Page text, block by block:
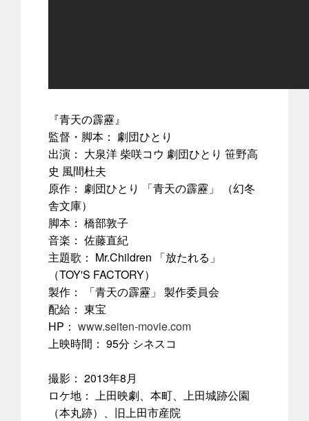
『青天の霹靂』
監督・脚本： 劇団ひとり
出演： 大泉洋 柴咲コウ 劇団ひとり 笹野高
史 風間杜夫
原作： 劇団ひとり 「青天の霹靂」 （幻冬
舎文庫）
脚本： 橋部敦子
音楽： 佐藤直紀
主題歌： Mr.Children 「放たれる」
（TOY'S FACTORY）
製作： 「青天の霹靂」 製作委員会
配給： 東宝
HP： www.seiten-movie.com
上映時間： 95分 シネスコ
撮影： 2013年8月
ロケ地： 上田映劇、本町、上田城跡公園
（本丸跡）、旧上田市産院